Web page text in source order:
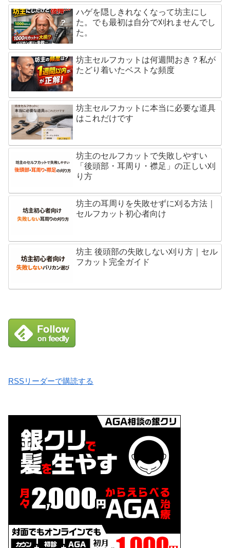
ハゲを隠しきれなくなって坊主にし
た。でも最初は自分で刈れませんでし
た。
坊主セルフカットは何週間おき？私が
たどり着いたベストな頻度
坊主セルフカットに本当に必要な道具
はこれだけです
坊主のセルフカットで失敗しやすい
「後頭部・耳周り・襟足」の正しい刈
り方
坊主の耳周りを失敗せずに刈る方法｜
セルフカット初心者向け
坊主 後頭部の失敗しない刈り方｜セル
フカット完全ガイド
RSSリーダーで購読する